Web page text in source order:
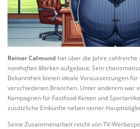
Reiner Calmund hat über die Jahre zahlreiche
namhaften Markenaufgebaut. Sein
Bekanntheit bieten ideale Voraussetzungen
verschiedenen Branchen. Unter anderem war
Kampagnen für Fastfood-Ketten und
zusätzliche Einkünfte neben seiner
Seine Zusammenarbeit reicht von TV-